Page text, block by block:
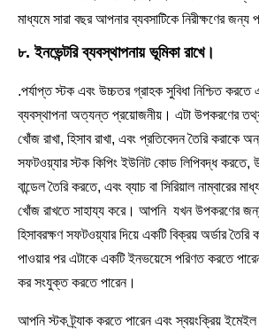
মাধ্যমে সারা বছর আপনার ব্যবসাটিকে নিরীক্ষণের জন্য
৮. ইনভেন্টরি ব্যবস্থাপনায় ভূমিকা রাখে।
.পর্যাপ্ত স্টক এবং উচ্চতর গ্রাহক সুবিধা নিশ্চিত
ব্যবস্থাপনা অত্যন্ত প্রয়োজনীয়। এটা উপকরণের
খোঁজ রাখা, হিসাব রাখা, এবং প্রতিবেদন তৈরি করাকে
সফটওয়্যার স্টক কিপিং ইউনিট কোড লিপিবদ্ধ করতে,
বান্ডেল তৈরি করতে, এবং ব্যাচ বা সিরিয়াল নাম্বারের
খোঁজ রাখতে সাহায্য করে। আপনি যখন উপকরণের
হিসাবরক্ষণ সফটওয়্যার দিয়ে একটি বিক্রয় অর্ডার
পাওয়ার পর এটাকে একটি ইনভয়েসে পরিণত করতে
কর সংযুক্ত করতে পারেন।
আপনি স্টক ট্র্যাক করতে পারেন এবং স্বয়ংক্রিয়